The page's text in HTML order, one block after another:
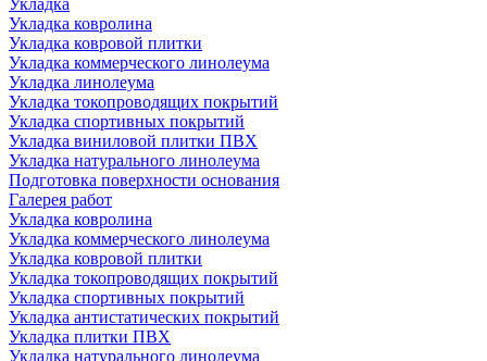
Укладка
Укладка ковролина
Укладка ковровой плитки
Укладка коммерческого линолеума
Укладка линолеума
Укладка токопроводящих покрытий
Укладка спортивных покрытий
Укладка виниловой плитки ПВХ
Укладка натурального линолеума
Подготовка поверхности основания
Галерея работ
Укладка ковролина
Укладка коммерческого линолеума
Укладка ковровой плитки
Укладка токопроводящих покрытий
Укладка спортивных покрытий
Укладка антистатических покрытий
Укладка плитки ПВХ
Укладка натурального линолеума